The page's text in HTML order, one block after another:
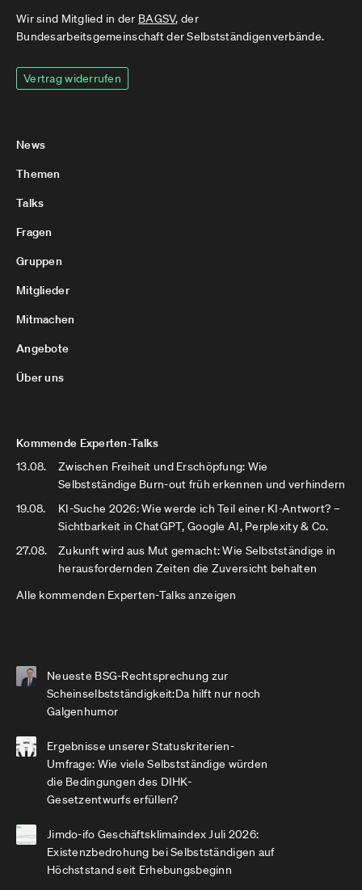
Wir sind Mitglied in der BAGSV, der
Bundesarbeitsgemeinschaft der Selbstständigenverbände.
Vertrag widerrufen
News
Themen
Talks
Fragen
Gruppen
Mitglieder
Mitmachen
Angebote
Über uns
Kommende Experten-Talks
13.08.
Zwischen Freiheit und Erschöpfung: Wie
Selbstständige Burn-out früh erkennen und verhindern
19.08.
KI-Suche 2026: Wie werde ich Teil einer KI-Antwort? –
Sichtbarkeit in ChatGPT, Google AI, Perplexity & Co.
27.08.
Zukunft wird aus Mut gemacht: Wie Selbstständige in
herausfordernden Zeiten die Zuversicht behalten
Alle kommenden Experten-Talks anzeigen
Neueste BSG-Rechtsprechung zur
Scheinselbstständigkeit:Da hilft nur noch
Galgenhumor
Ergebnisse unserer Statuskriterien-
Umfrage: Wie viele Selbstständige würden
die Bedingungen des DIHK-
Gesetzentwurfs erfüllen?
Jimdo-ifo Geschäftsklimaindex Juli 2026:
Existenzbedrohung bei Selbstständigen auf
Höchststand seit Erhebungsbeginn